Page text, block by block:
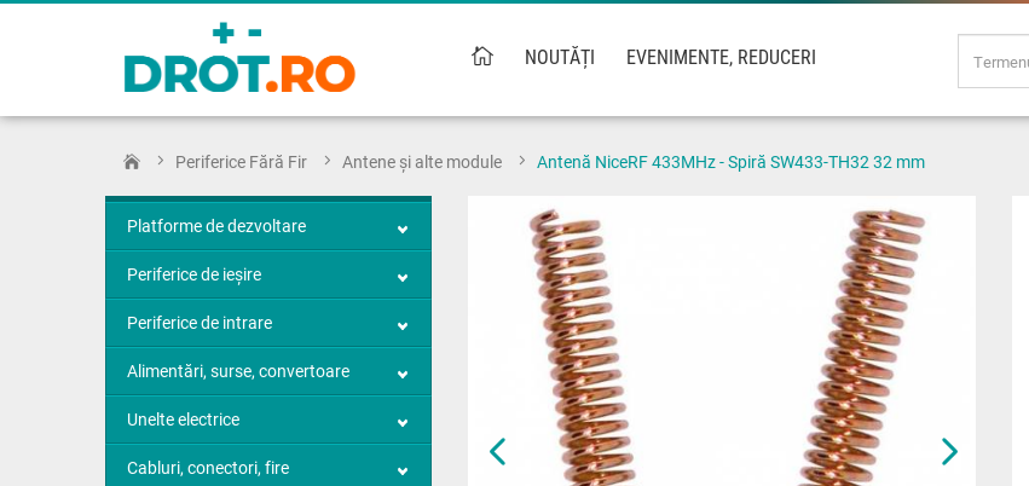
NOUTĂȚI EVENIMENTE, REDUCERI
Periferice Fără Fir Antene și alte module Antenă NiceRF 433MHz - Spiră SW433-TH32 32 mm
Platforme de dezvoltare
Periferice de ieșire
Periferice de intrare
Alimentări, surse, convertoare
Unelte electrice
Cabluri, conectori, fire